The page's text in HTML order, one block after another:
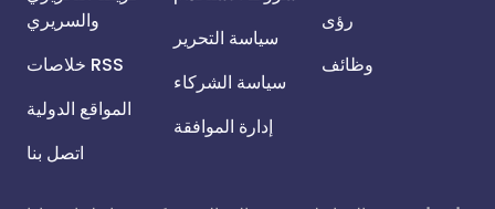
والسريري
خلاصات RSS
المواقع الدولية
اتصل بنا
سياسة التحرير
سياسة الشركاء
إدارة الموافقة
رؤى
وظائف